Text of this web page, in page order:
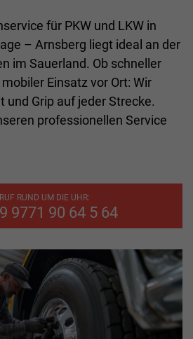
für PKW und LKW in
– Arnsberg liegt ideal an der
im Sauerland. Ob schneller
Einsatz vor Ort: Wir
und Grip auf jeder Strecke.
professionellen Service
RUND UM DIE UHR:
9771 90 64 5 64